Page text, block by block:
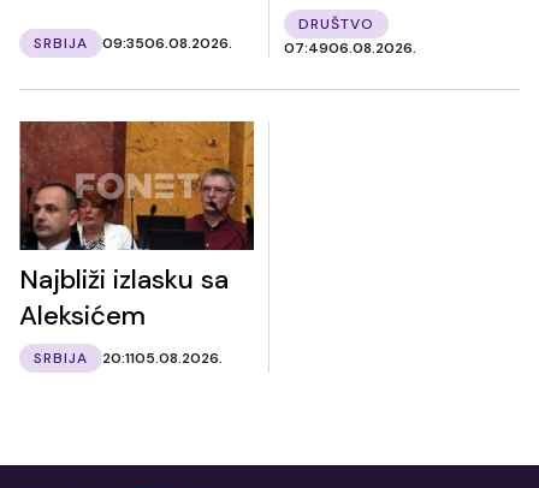
SRBIJA 09:3506.08.2026.
DRUŠTVO
07:4906.08.2026.
Najbliži izlasku sa
Aleksićem
SRBIJA 20:1105.08.2026.